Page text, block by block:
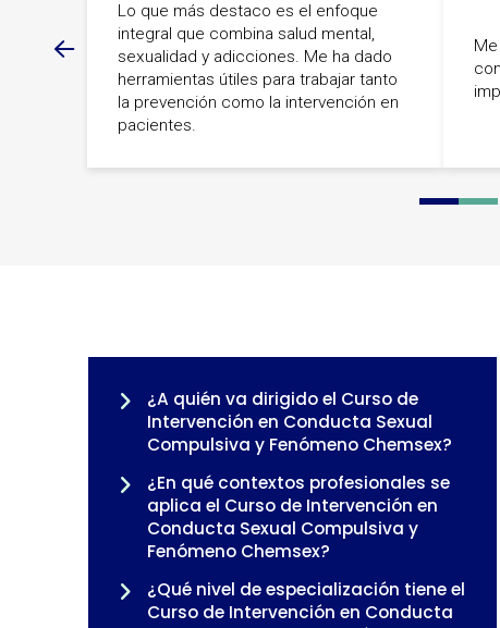
Lo que más destaco es el enfoque
integral que combina salud mental,
sexualidad y adicciones. Me ha dado
herramientas útiles para trabajar tanto
la prevención como la intervención en
pacientes.
0 1 2 3
¿A quién va dirigido el Curso de
Intervención en Conducta Sexual
Compulsiva y Fenómeno Chemsex?
¿En qué contextos profesionales se
aplica el Curso de Intervención en
Conducta Sexual Compulsiva y
Fenómeno Chemsex?
¿Qué nivel de especialización tiene el
Curso de Intervención en Conducta